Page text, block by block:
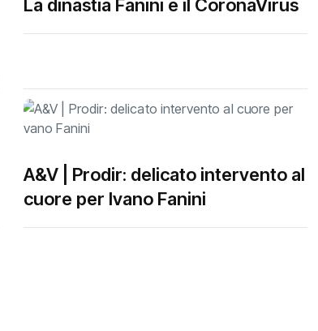
La dinastia Fanini e il CoronaVirus
A&V | Prodir: delicato intervento al
cuore per Ivano Fanini